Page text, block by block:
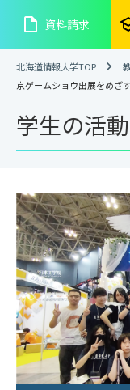
insert_drive_file 資料請求
北海道情報大学TOP
京ゲームショウ出展をめざ
学生の活